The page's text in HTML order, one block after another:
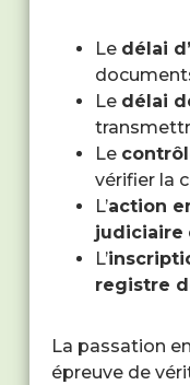
Le délai
Le délai
Le
vérifier la
L’action
judiciaire
L’
registre
La passation
épreuve de